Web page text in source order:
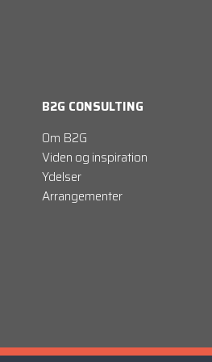
B2G CONSULTING
Om B2G
Viden og inspiration
Ydelser
Arrangementer